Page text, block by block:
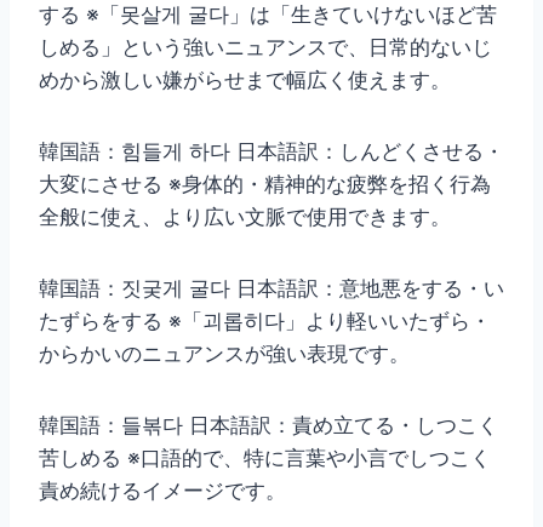
する ※「못살게 굴다」は「生きていけないほど苦
しめる」という強いニュアンスで、日常的ないじ
めから激しい嫌がらせまで幅広く使えます。
韓国語：힘들게 하다 日本語訳：しんどくさせる・
大変にさせる ※身体的・精神的な疲弊を招く行為
全般に使え、より広い文脈で使用できます。
韓国語：짓궂게 굴다 日本語訳：意地悪をする・い
たずらをする ※「괴롭히다」より軽いいたずら・
からかいのニュアンスが強い表現です。
韓国語：들볶다 日本語訳：責め立てる・しつこく
苦しめる ※口語的で、特に言葉や小言でしつこく
責め続けるイメージです。